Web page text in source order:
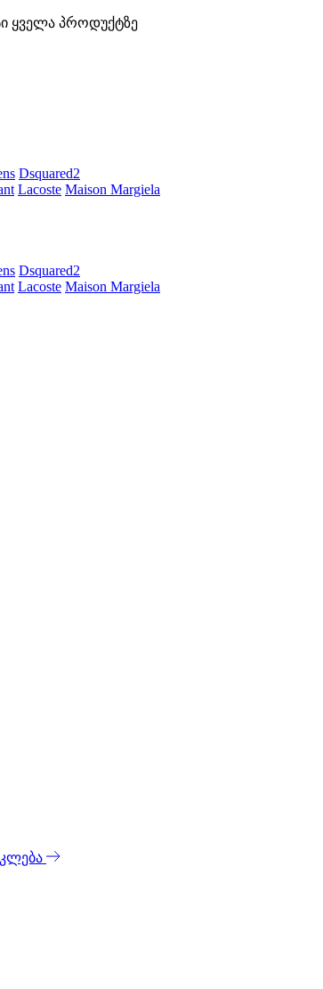
ყველა პროდუქტზე
Dsquared2
Lacoste Maison Margiela
Dsquared2
Lacoste Maison Margiela